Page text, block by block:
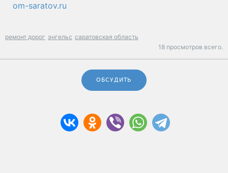
om-saratov.ru
ремонт дорог энгельс саратовская область
18 просмотров всего.
ОБСУДИТЬ